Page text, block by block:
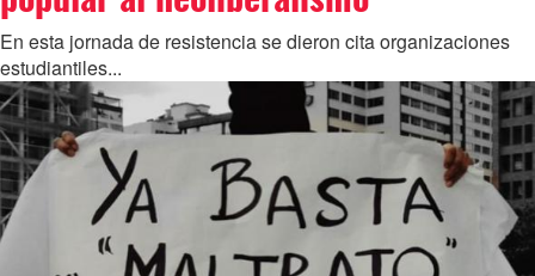
En esta jornada de resistencia se dieron cita organizaciones
estudiantiles...